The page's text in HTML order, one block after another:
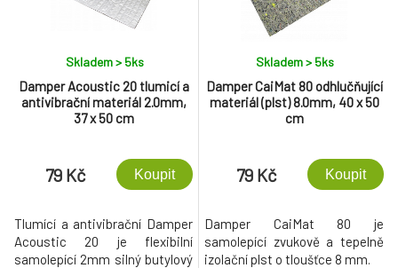
Damper Acoustic 20 tlumicí a
antivibrační materiál 2.0mm,
37 x 50 cm
Skladem > 5ks
79 Kč Koupit
Tlumící a antivibrační Damper
Acoustic 20 je flexibilní
samolepící 2mm silný butylový
Damper CaiMat 80 odhlučňující
materiál (plst) 8.0mm, 40 x 50
cm
Skladem > 5ks
79 Kč Koupit
Damper CaiMat 80 je
samolepící zvukově a tepelně
izolační plst o tloušťce 8 mm.